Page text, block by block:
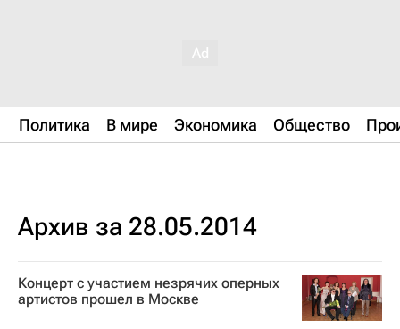
Политика В мире Экономика Общество
Архив за 28.05.2014
Концерт с участием незрячих оперных
артистов прошел в Москве